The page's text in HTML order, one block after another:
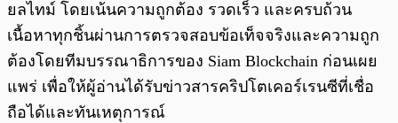
ยลไทม์ โดยเน้นความถูกต้อง รวดเร็ว และครบถ้วน
เนื้อหาทุกชิ้นผ่านการตรวจสอบข้อเท็จจริงและความถูก
ต้องโดยทีมบรรณาธิการของ Siam Blockchain ก่อนเผย
แพร่ เพื่อให้ผู้อ่านได้รับข่าวสารคริปโตเคอร์เรนซีที่เชื่อ
ถือได้และทันเหตุการณ์